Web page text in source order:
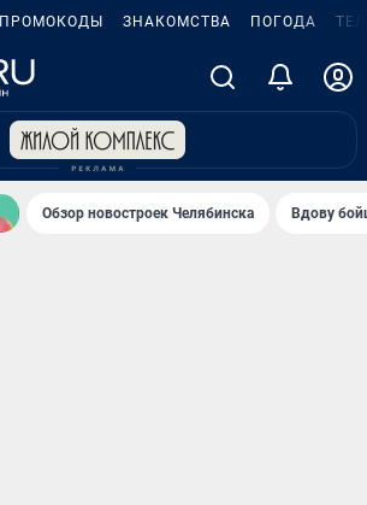
ПРОМОКОДЫ ЗНАКОМСТВА ПОГОДА
Обзор новостроек Челябинска Вдову